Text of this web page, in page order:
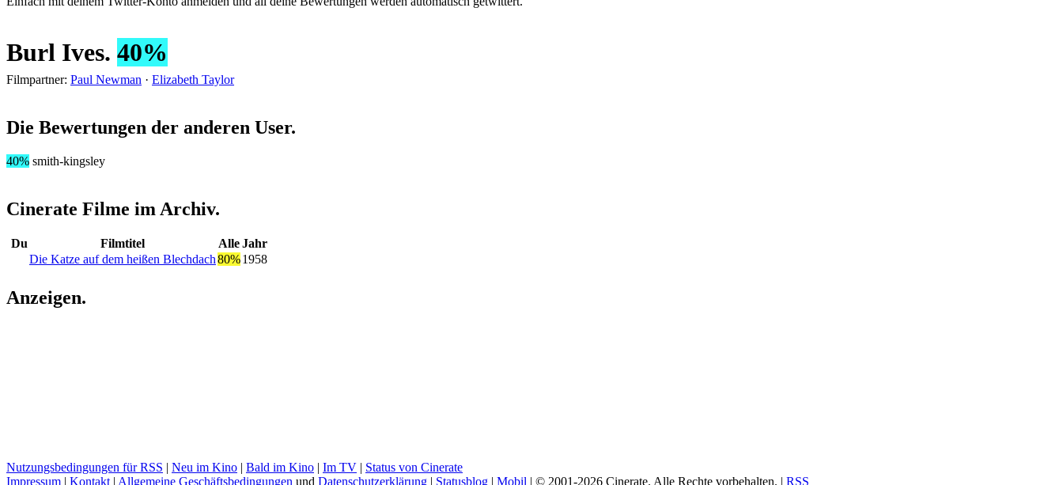
Burl Ives. 40%
Filmpartner: Paul Newman · Elizabeth Taylor
Die Bewertungen der anderen User.
40% smith-kingsley
Cinerate Filme im Archiv.
Du Filmtitel AlleJahr
Die Katze auf dem heißen Blechdach80%1958
Anzeigen.
Nutzungsbedingungen für RSS | Neu im Kino | Bald im Kino | Im TV | Status von Cinerate
Impressum | Kontakt | Allgemeine Geschäftsbedingungen und Datenschutzerklärung | Statusblog | Mobil | © 2001-2026 Cinerate. Alle Rechte vorbehalten. | RSS